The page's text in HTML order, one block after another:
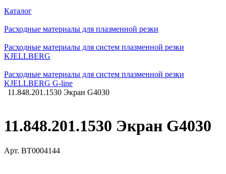
Каталог
Расходные материалы для плазменной резки
Расходные материалы для систем плазменной резки
KJELLBERG
Расходные материалы для систем плазменной резки
KJELLBERG G-line
11.848.201.1530 Экран G4030
11.848.201.1530 Экран G4030
Арт. BT0004144